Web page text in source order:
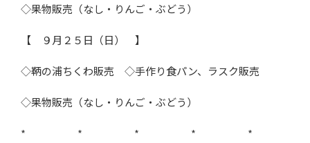
◇果物販売（なし・りんご・ぶどう）
【 ９月２５日（日） 】
◇鞆の浦ちくわ販売 ◇手作り食パン、ラスク販売
◇果物販売（なし・りんご・ぶどう）
* * * * *